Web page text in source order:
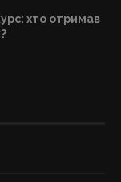
хто отримав